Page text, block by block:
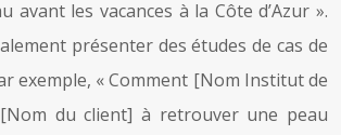
avant les vacances à la Côte d’Azur ».
présenter des études de cas de
exemple, « Comment [Nom Institut de
du client] à retrouver une peau